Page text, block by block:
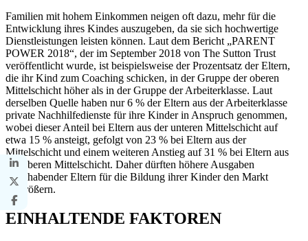
Familien mit hohem Einkommen neigen oft dazu, mehr für die
Entwicklung ihres Kindes auszugeben, da sie sich hochwertige
Dienstleistungen leisten können. Laut dem Bericht „PARENT
POWER 2018“, der im September 2018 von The Sutton Trust
veröffentlicht wurde, ist beispielsweise der Prozentsatz der Eltern,
die ihr Kind zum Coaching schicken, in der Gruppe der oberen
Mittelschicht höher als in der Gruppe der Arbeiterklasse. Laut
derselben Quelle haben nur 6 % der Eltern aus der Arbeiterklasse
private Nachhilfedienste für ihre Kinder in Anspruch genommen,
wobei dieser Anteil bei Eltern aus der unteren Mittelschicht auf
etwa 15 % ansteigt, gefolgt von 23 % bei Eltern aus der
Mittelschicht und einem weiteren Anstieg auf 31 % bei Eltern aus
der oberen Mittelschicht. Daher dürften höhere Ausgaben
wohlhabender Eltern für die Bildung ihrer Kinder den Markt
vergrößern.
EINHALTENDE FAKTOREN